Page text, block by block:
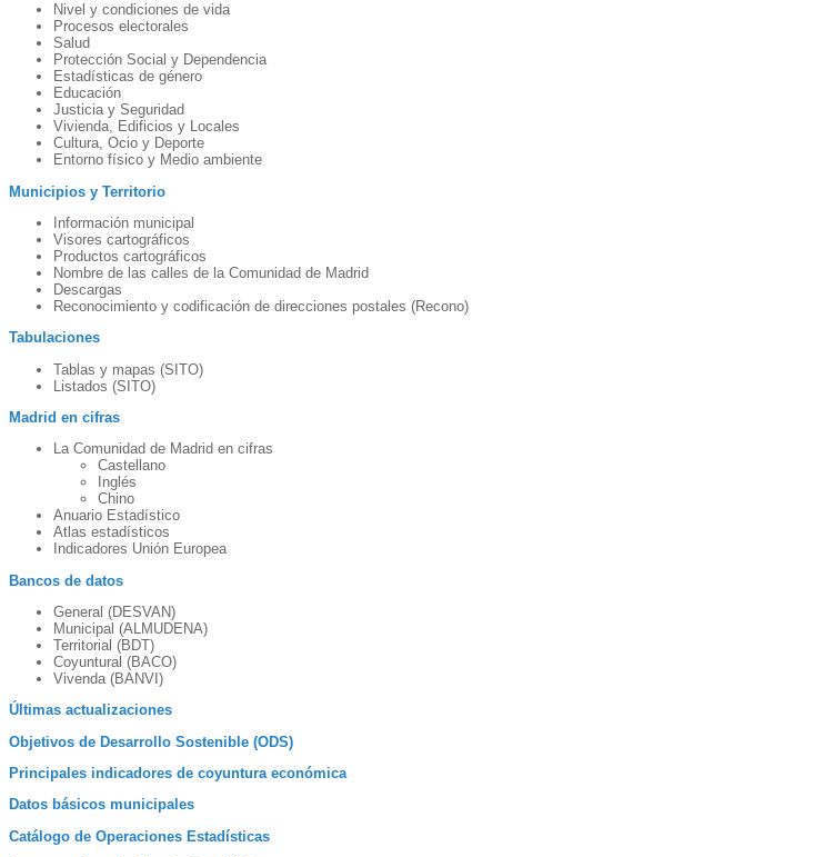
Nivel y condiciones de vida
Procesos electorales
Salud
Protección Social y Dependencia
Estadísticas de género
Educación
Justicia y Seguridad
Vivienda, Edificios y Locales
Cultura, Ocio y Deporte
Entorno físico y Medio ambiente
Municipios y Territorio
Información municipal
Visores cartográficos
Productos cartográficos
Nombre de las calles de la Comunidad de Madrid
Descargas
Reconocimiento y codificación de direcciones postales (Recono)
Tabulaciones
Tablas y mapas (SITO)
Listados (SITO)
Madrid en cifras
La Comunidad de Madrid en cifras
Castellano
Inglés
Chino
Anuario Estadístico
Atlas estadísticos
Indicadores Unión Europea
Bancos de datos
General (DESVAN)
Municipal (ALMUDENA)
Territorial (BDT)
Coyuntural (BACO)
Vivenda (BANVI)
Últimas actualizaciones
Objetivos de Desarrollo Sostenible (ODS)
Principales indicadores de coyuntura económica
Datos básicos municipales
Catálogo de Operaciones Estadísticas